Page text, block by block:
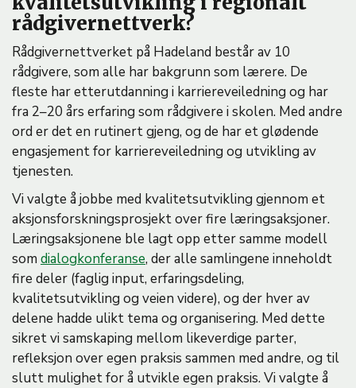
rådgivernettverk?
Rådgivernettverket på Hadeland består av 10
rådgivere, som alle har bakgrunn som lærere. De
fleste har etterutdanning i karriereveiledning og har
fra 2–20 års erfaring som rådgivere i skolen. Med andre
ord er det en rutinert gjeng, og de har et glødende
engasjement for karriereveiledning og utvikling av
tjenesten.
Vi valgte å jobbe med kvalitetsutvikling gjennom et
aksjonsforskningsprosjekt over fire læringsaksjoner.
Læringsaksjonene ble lagt opp etter samme modell
som dialogkonferanse, der alle samlingene inneholdt
fire deler (faglig input, erfaringsdeling,
kvalitetsutvikling og veien videre), og der hver av
delene hadde ulikt tema og organisering. Med dette
sikret vi samskaping mellom likeverdige parter,
refleksjon over egen praksis sammen med andre, og til
slutt mulighet for å utvikle egen praksis. Vi valgte å